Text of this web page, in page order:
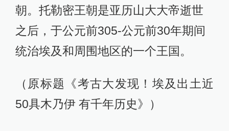
朝。托勒密王朝是亚历山大大帝逝世
之后，于公元前305-公元前30年期间
统治埃及和周围地区的一个王国。
（原标题《考古大发现！埃及出土近
50具木乃伊 有千年历史》）